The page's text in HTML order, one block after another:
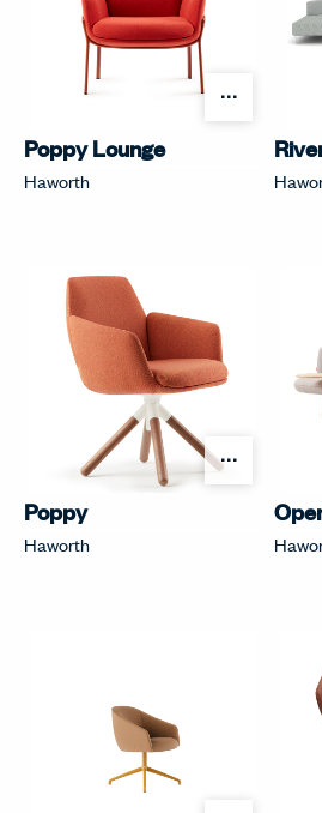
Poppy Lounge
Haworth
Poppy
Haworth